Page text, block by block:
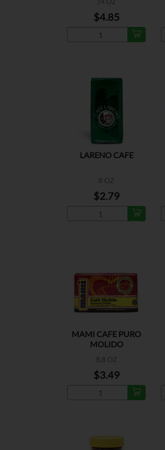
$4.85
LARENO CAFE
8 OZ
$2.79
MAMI CAFE PURO
MOLIDO
8.8 OZ
$3.49